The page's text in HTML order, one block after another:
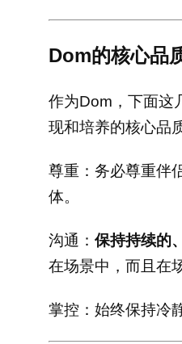
Dom的核心品
作为Dom，下面这
现和培养的核心品
尊重：务必尊重伴
体。
沟通： 保持持续的
在场景中，而且在
掌控：始终保持冷